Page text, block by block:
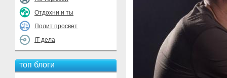
Отдохни и ты
Полит просвет
IT-дела
топ блоги